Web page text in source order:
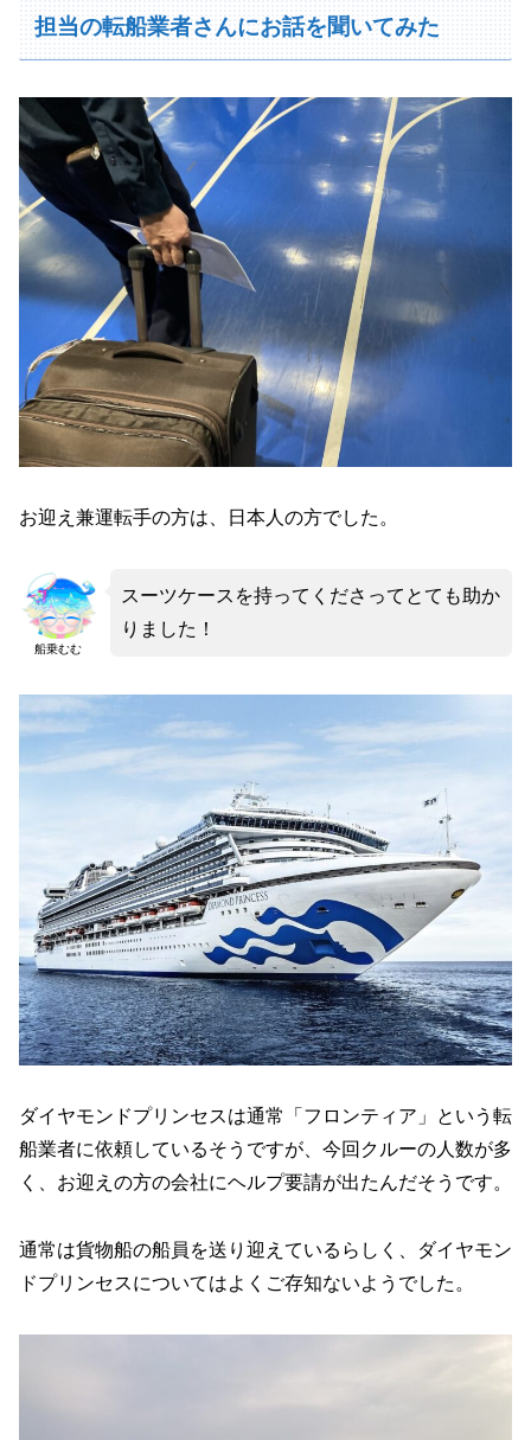
担当の転船業者さんにお話を聞いてみた
お迎え兼運転手の方は、日本人の方でした。
船乗むむ
スーツケースを持ってくださってとても助か
りました！
ダイヤモンドプリンセスは通常「フロンティア」という転
船業者に依頼しているそうですが、今回クルーの人数が多
く、お迎えの方の会社にヘルプ要請が出たんだそうです。
通常は貨物船の船員を送り迎えているらしく、ダイヤモン
ドプリンセスについてはよくご存知ないようでした。